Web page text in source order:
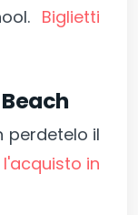
Biglietti
perdetelo il
in